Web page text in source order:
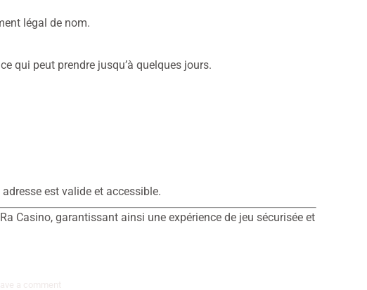
légal de nom.
qui peut prendre jusqu’à quelques jours.
est valide et accessible.
Casino, garantissant ainsi une expérience de jeu sécurisée et